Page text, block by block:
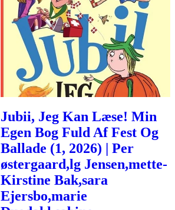
Jubii, Jeg Kan Læse! Min
Egen Bog Fuld Af Fest Og
Ballade (1, 2026) | Per
østergaard,lg Jensen,mette-
Kirstine Bak,sara
Ejersbo,marie